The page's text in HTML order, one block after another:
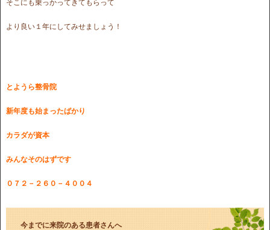
そこにも乗っかってきてもらって
より良い１年にしてみせましょう！
とようら整骨院
新年度も始まったばかり
カラダが資本
みんなそのはずです
０７２－２６０－４００４
今までに来院のある患者さんへ